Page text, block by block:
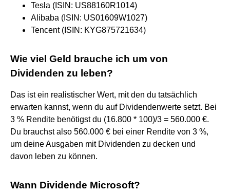
Tesla (ISIN: US88160R1014)
Alibaba (ISIN: US01609W1027)
Tencent (ISIN: KYG875721634)
Wie viel Geld brauche ich um von
Dividenden zu leben?
Das ist ein realistischer Wert, mit den du tatsächlich
erwarten kannst, wenn du auf Dividendenwerte setzt. Bei
3 % Rendite benötigst du (16.800 * 100)/3 = 560.000 €.
Du brauchst also 560.000 € bei einer Rendite von 3 %,
um deine Ausgaben mit Dividenden zu decken und
davon leben zu können.
Wann Dividende Microsoft?